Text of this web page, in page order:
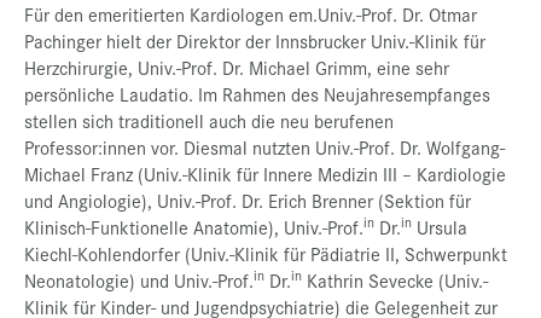
Für den emeritierten Kardiologen em.Univ.-Prof. Dr. Otmar
Pachinger hielt der Direktor der Innsbrucker Univ.-Klinik für
Herzchirurgie, Univ.-Prof. Dr. Michael Grimm, eine sehr
persönliche Laudatio. Im Rahmen des Neujahresempfanges
stellen sich traditionell auch die neu berufenen
Professor:innen vor. Diesmal nutzten Univ.-Prof. Dr. Wolfgang-
Michael Franz (Univ.-Klinik für Innere Medizin III – Kardiologie
und Angiologie), Univ.-Prof. Dr. Erich Brenner (Sektion für
Klinisch-Funktionelle Anatomie), Univ.-Prof.in Dr.in Ursula
Kiechl-Kohlendorfer (Univ.-Klinik für Pädiatrie II, Schwerpunkt
Neonatologie) und Univ.-Prof.in Dr.in Kathrin Sevecke (Univ.-
Klinik für Kinder- und Jugendpsychiatrie) die Gelegenheit zur